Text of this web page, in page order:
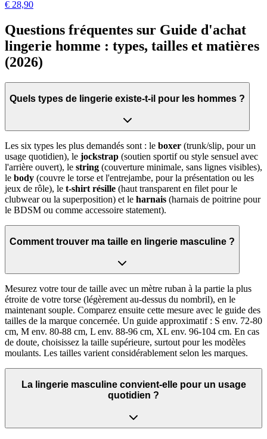
€ 28,90
Questions fréquentes sur Guide d'achat
lingerie homme : types, tailles et matières
(2026)
Quels types de lingerie existe-t-il pour les hommes ?
Les six types les plus demandés sont : le boxer (trunk/slip, pour un
usage quotidien), le jockstrap (soutien sportif ou style sensuel avec
l'arrière ouvert), le string (couverture minimale, sans lignes visibles),
le body (couvre le torse et l'entrejambe, pour la présentation ou les
jeux de rôle), le t-shirt résille (haut transparent en filet pour le
clubwear ou la superposition) et le harnais (harnais de poitrine pour
le BDSM ou comme accessoire statement).
Comment trouver ma taille en lingerie masculine ?
Mesurez votre tour de taille avec un mètre ruban à la partie la plus
étroite de votre torse (légèrement au-dessus du nombril), en le
maintenant souple. Comparez ensuite cette mesure avec le guide des
tailles de la marque concernée. Un guide approximatif : S env. 72-80
cm, M env. 80-88 cm, L env. 88-96 cm, XL env. 96-104 cm. En cas
de doute, choisissez la taille supérieure, surtout pour les modèles
moulants. Les tailles varient considérablement selon les marques.
La lingerie masculine convient-elle pour un usage
quotidien ?